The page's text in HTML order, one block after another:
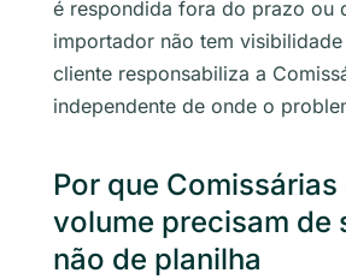
é respondida fora do prazo ou
importador não tem
cliente responsabiliza a
independente de onde o
Por que
volume precisam de
não de planilha